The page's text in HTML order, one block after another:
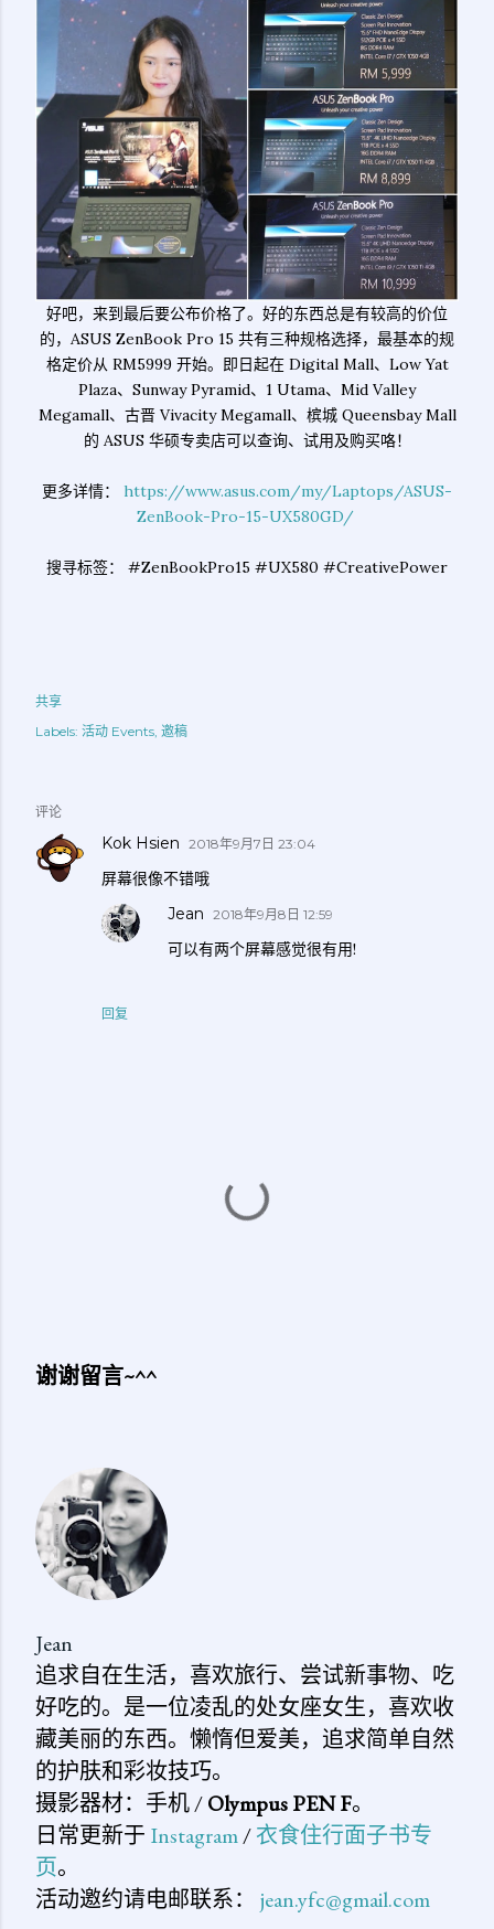
好吧，来到最后要公布价格了。好的东西总是有较高的价位
的，ASUS ZenBook Pro 15 共有三种规格选择，最基本的规
格定价从 RM5999 开始。即日起在 Digital Mall、Low Yat
Plaza、Sunway Pyramid、1 Utama、Mid Valley
Megamall、古晋 Vivacity Megamall、槟城 Queensbay Mall
的 ASUS 华硕专卖店可以查询、试用及购买咯！
更多详情： https://www.asus.com/my/Laptops/ASUS-
ZenBook-Pro-15-UX580GD/
搜寻标签： #ZenBookPro15 #UX580 #CreativePower
共享
Labels: 活动 Events 邀稿
评论
Kok Hsien 2018年9月7日 23:04
屏幕很像不错哦
回复
Jean 2018年9月8日 12:59
可以有两个屏幕感觉很有用!
论
谢谢留言~^^
Jean
追求自在生活，喜欢旅行、尝试新事物、吃
好吃的。是一位凌乱的处女座女生，喜欢收
藏美丽的东西。懒惰但爱美，追求简单自然
的护肤和彩妆技巧。
摄影器材：手机 /Olympus PEN F。
日常更新于 Instagram/衣食住行面子书专
页。
活动邀约请电邮联系： jean.yfc@gmail.com